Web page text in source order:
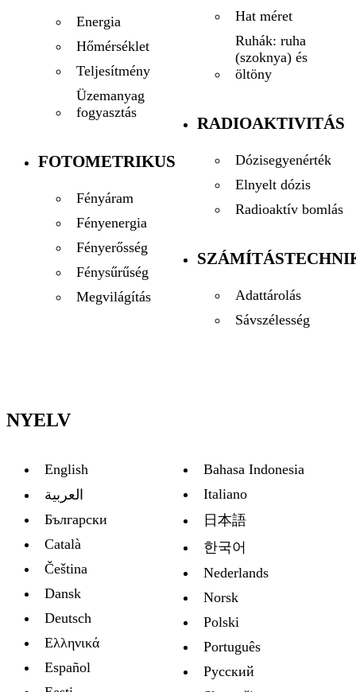
Energia
Hőmérséklet
Teljesítmény
Üzemanyag
fogyasztás
FOTOMETRIKUS
Fényáram
Fényenergia
Fényerősség
Fénysűrűség
Megvilágítás
Hat méret
Ruhák: ruha
(szoknya) és
öltöny
RADIOAKTIVITÁS
Dózisegyenérték
Elnyelt dózis
Radioaktív bomlás
Adattárolás
Sávszélesség
NYELV
English
العربية
Български
Català
Čeština
Dansk
Deutsch
Ελληνικά
Español
Bahasa Indonesia
Italiano
日本語
한국어
Nederlands
Norsk
Polski
Português
Русский